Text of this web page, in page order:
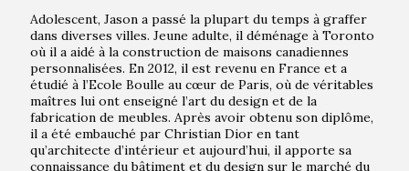
Adolescent, Jason a passé la plupart du temps à graffer
dans diverses villes. Jeune adulte, il déménage à Toronto
où il a aidé à la construction de maisons canadiennes
personnalisées. En 2012, il est revenu en France et a
étudié à l’Ecole Boulle au cœur de Paris, où de véritables
maîtres lui ont enseigné l’art du design et de la
fabrication de meubles. Après avoir obtenu son diplôme,
il a été embauché par Christian Dior en tant
qu’architecte d’intérieur et aujourd’hui, il apporte sa
connaissance du bâtiment et du design sur le marché du